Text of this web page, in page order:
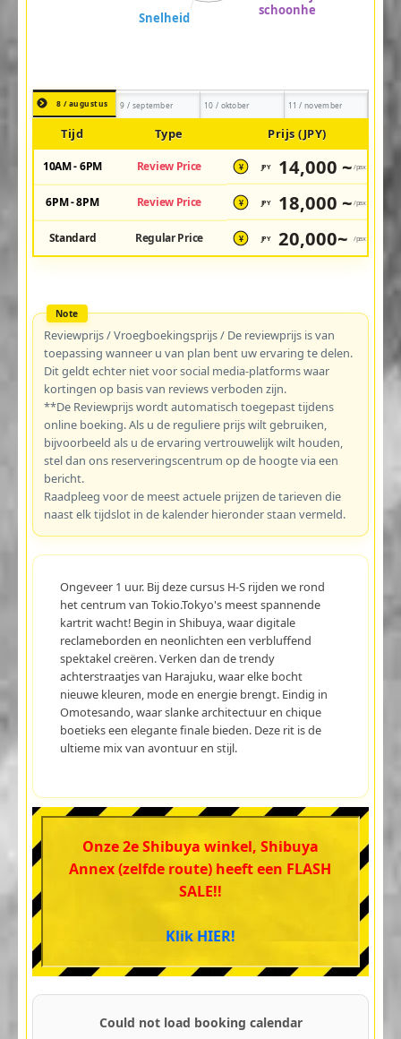
8 / augustus 9 / september 10 / oktober 11 / november
Tijd Type Prijs (JPY)
10AM - 6PM Review Price ¥ JPY 14,000 ~ /pax
6PM - 8PM Review Price ¥ JPY 18,000 ~ /pax
Standard Regular Price ¥ JPY 20,000~ /pax
Reviewprijs / Vroegboekingsprijs / De reviewprijs is van
toepassing wanneer u van plan bent uw ervaring te delen.
Dit geldt echter niet voor social media-platforms waar
kortingen op basis van reviews verboden zijn.
**De Reviewprijs wordt automatisch toegepast tijdens
online boeking. Als u de reguliere prijs wilt gebruiken,
bijvoorbeeld als u de ervaring vertrouwelijk wilt houden,
stel dan ons reserveringscentrum op de hoogte via een
bericht.
Raadpleeg voor de meest actuele prijzen de tarieven die
naast elk tijdslot in de kalender hieronder staan vermeld.
Ongeveer 1 uur. Bij deze cursus H-S rijden we rond
het centrum van Tokio.Tokyo's meest spannende
kartrit wacht! Begin in Shibuya, waar digitale
reclameborden en neonlichten een verbluffend
spektakel creëren. Verken dan de trendy
achterstraatjes van Harajuku, waar elke bocht
nieuwe kleuren, mode en energie brengt. Eindig in
Omotesando, waar slanke architectuur en chique
boetieks een elegante finale bieden. Deze rit is de
ultieme mix van avontuur en stijl.
Onze 2e Shibuya winkel, Shibuya
Annex (zelfde route) heeft een FLASH
SALE!!
Klik HIER!
Could not load booking calendar